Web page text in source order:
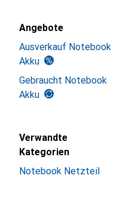
Angebote
Ausverkauf Notebook
Akku
Gebraucht Notebook
Akku
Verwandte
Kategorien
Notebook Netzteil